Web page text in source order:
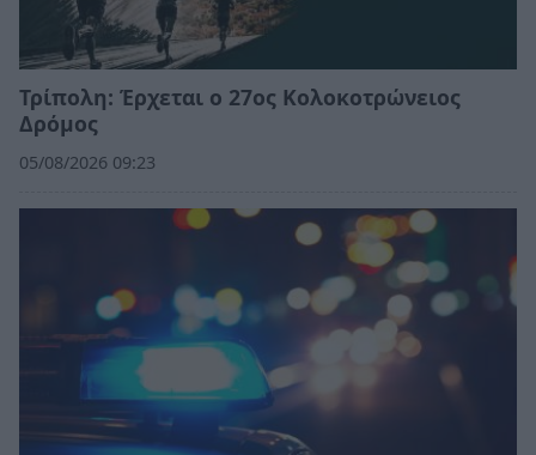
Τρίπολη: Έρχεται ο 27ος Κολοκοτρώνειος
Δρόμος
05/08/2026 09:23